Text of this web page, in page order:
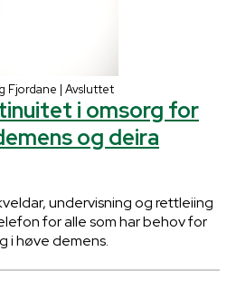
Fjordane | Avsluttet
i omsorg for
og deira
undervisning og rettleiing
for alle som har behov for
i høve demens.